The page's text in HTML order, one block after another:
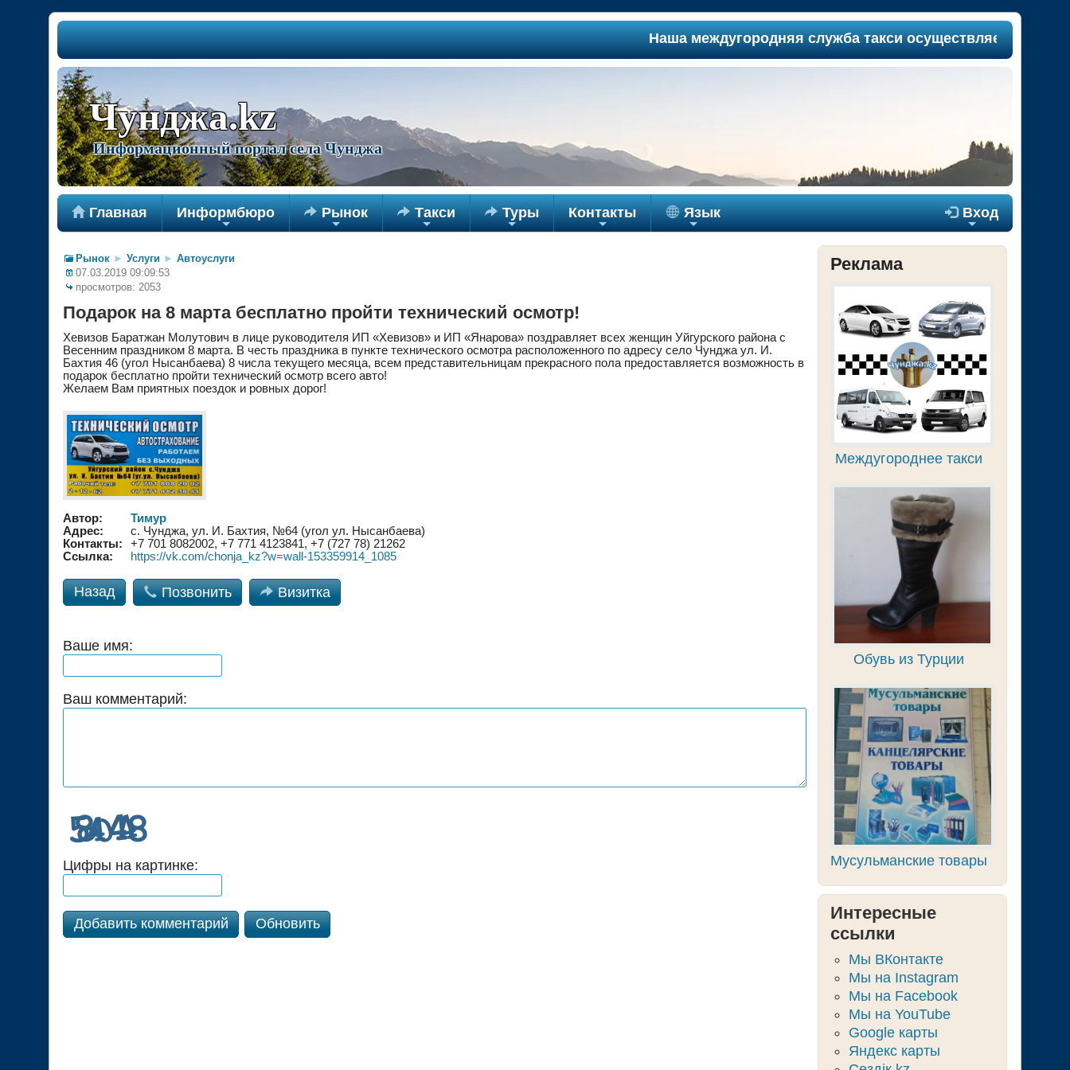
Наша междугородняя служба такси осуществляет
Чунджа.kz
Информационный портал села Чунджа
 Главная Информбюро  Рынок  Такси  Туры Контакты Язык  Вход
Рынок ► Услуги ► Автоуслуги
07.03.2019 09:09:53
просмотров: 2053
Подарок на 8 марта бесплатно пройти технический осмотр!
Хевизов Баратжан Молутович в лице руководителя ИП «Хевизов» и ИП «Янарова» поздравляет всех женщин Уйгурского района с
Весенним праздником 8 марта. В честь праздника в пункте технического осмотра расположенного по адресу село Чунджа ул. И.
Бахтия 46 (угол Нысанбаева) 8 числа текущего месяца, всем представительницам прекрасного пола предоставляется возможность в
подарок бесплатно пройти технический осмотр всего авто!
Желаем Вам приятных поездок и ровных дорог!
Автор:
Тимур
Адрес:
с. Чунджа, ул. И. Бахтия, №64 (угол ул. Нысанбаева)
Контакты:
+7 701 8082002, +7 771 4123841, +7 (727 78) 21262
Ссылка:
https://vk.com/chonja_kz?w=wall-153359914_1085
Назад  Позвонить  Визитка
Ваше имя:
Ваш комментарий:
Цифры на картинке:
Добавить комментарий Обновить
Реклама
Междугороднее такси
Обувь из Турции
Мусульманские товары
Интересные
ссылки
Мы ВКонтакте
Мы на Instagram
Мы на Facebook
Мы на YouTube
Google карты
Яндекс карты